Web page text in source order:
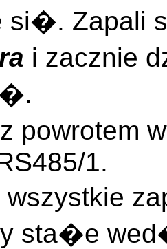
si�. Zapali
i zacznie
1.
sta�e